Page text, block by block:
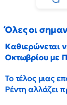
Όλες οι
Καθιερώνεται
Οκτωβρίου με
Το τέλος μιας
Ρέντη αλλάζει